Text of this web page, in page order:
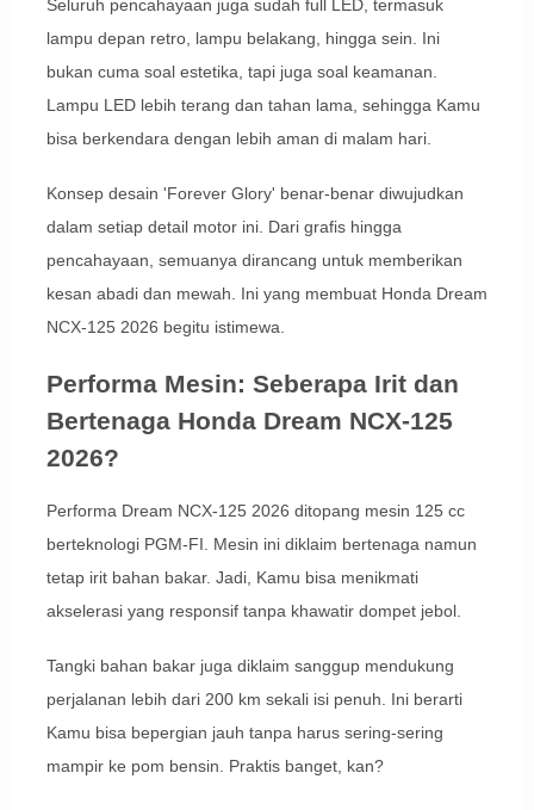
Seluruh pencahayaan juga sudah full LED, termasuk
lampu depan retro, lampu belakang, hingga sein. Ini
bukan cuma soal estetika, tapi juga soal keamanan.
Lampu LED lebih terang dan tahan lama, sehingga Kamu
bisa berkendara dengan lebih aman di malam hari.
Konsep desain 'Forever Glory' benar-benar diwujudkan
dalam setiap detail motor ini. Dari grafis hingga
pencahayaan, semuanya dirancang untuk memberikan
kesan abadi dan mewah. Ini yang membuat Honda Dream
NCX-125 2026 begitu istimewa.
Performa Mesin: Seberapa Irit dan
Bertenaga Honda Dream NCX-125
2026?
Performa Dream NCX-125 2026 ditopang mesin 125 cc
berteknologi PGM-FI. Mesin ini diklaim bertenaga namun
tetap irit bahan bakar. Jadi, Kamu bisa menikmati
akselerasi yang responsif tanpa khawatir dompet jebol.
Tangki bahan bakar juga diklaim sanggup mendukung
perjalanan lebih dari 200 km sekali isi penuh. Ini berarti
Kamu bisa bepergian jauh tanpa harus sering-sering
mampir ke pom bensin. Praktis banget, kan?